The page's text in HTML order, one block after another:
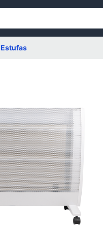
Estufas